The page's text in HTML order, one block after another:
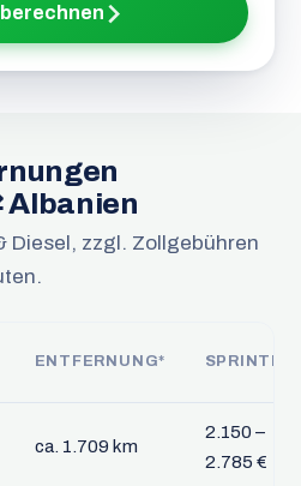
Albanien
Diesel, zzgl. Zollgebühren
ENTFERNUNG* SPRINTER
ca. 1.709 km
2.150 –
2.785 €